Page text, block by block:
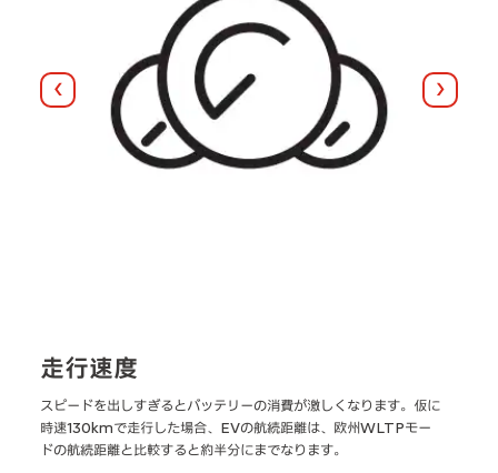
前へ
走行速度
スピードを出しすぎるとバッテリーの消費が激しくなります。仮に
時速130kmで走行した場合、EVの航続距離は、欧州WLTPモー
ドの航続距離と比較すると約半分にまでなります。
次へ